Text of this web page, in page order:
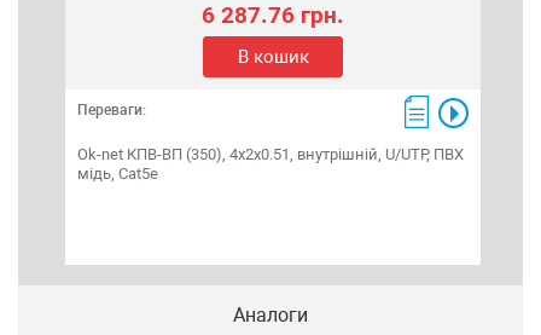
6 287.76 грн.
В кошик
Переваги:
Ok-net КПВ-ВП (350), 4x2x0.51, внутрішній, U/UTP, ПВХ
мідь, Cat5e
Аналоги